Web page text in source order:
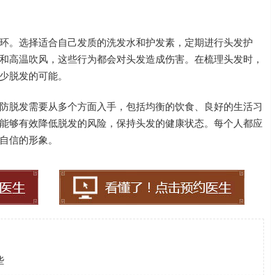
。选择适合自己发质的洗发水和护发素，定期进行头发护
高温吹风，这些行为都会对头发造成伤害。在梳理头发时，
脱发的可能。
脱发需要从多个方面入手，包括均衡的饮食、良好的生活习
够有效降低脱发的风险，保持头发的健康状态。每个人都应
信的形象。
殷芳 皮肤科主任